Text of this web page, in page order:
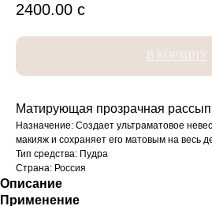
2400.00 с
В КОРЗИНУ
Матирующая прозрачная
Назначение: Создает ультраматовое
макияж и сохраняет его матовым на весь
Тип средства: Пудра
Страна: Россия
Описание
Применение